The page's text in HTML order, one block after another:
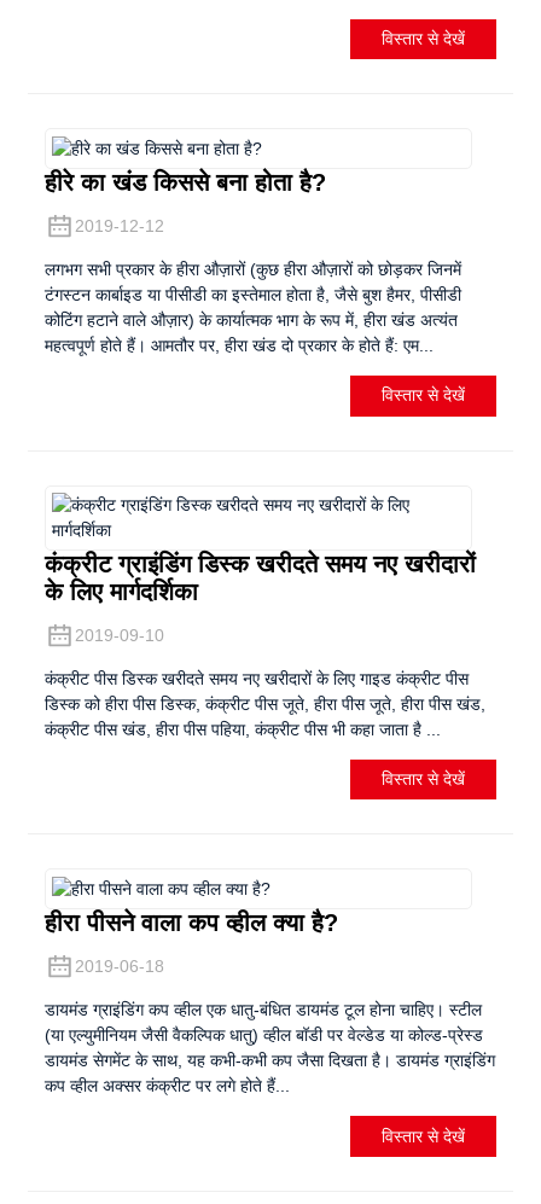
विस्तार से देखें
हीरे का खंड किससे बना होता है?
2019-12-12
लगभग सभी प्रकार के हीरा औज़ारों (कुछ हीरा औज़ारों को छोड़कर जिनमें
टंगस्टन कार्बाइड या पीसीडी का इस्तेमाल होता है, जैसे बुश हैमर, पीसीडी
कोटिंग हटाने वाले औज़ार) के कार्यात्मक भाग के रूप में, हीरा खंड अत्यंत
महत्वपूर्ण होते हैं। आमतौर पर, हीरा खंड दो प्रकार के होते हैं: एम...
विस्तार से देखें
कंक्रीट ग्राइंडिंग डिस्क खरीदते समय नए खरीदारों
के लिए मार्गदर्शिका
2019-09-10
कंक्रीट पीस डिस्क खरीदते समय नए खरीदारों के लिए गाइड कंक्रीट पीस
डिस्क को हीरा पीस डिस्क, कंक्रीट पीस जूते, हीरा पीस जूते, हीरा पीस खंड,
कंक्रीट पीस खंड, हीरा पीस पहिया, कंक्रीट पीस भी कहा जाता है ...
विस्तार से देखें
हीरा पीसने वाला कप व्हील क्या है?
2019-06-18
डायमंड ग्राइंडिंग कप व्हील एक धातु-बंधित डायमंड टूल होना चाहिए। स्टील
(या एल्युमीनियम जैसी वैकल्पिक धातु) व्हील बॉडी पर वेल्डेड या कोल्ड-प्रेस्ड
डायमंड सेगमेंट के साथ, यह कभी-कभी कप जैसा दिखता है। डायमंड ग्राइंडिंग
कप व्हील अक्सर कंक्रीट पर लगे होते हैं...
विस्तार से देखें